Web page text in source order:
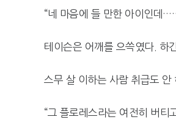
“네 마음에 들 만한 아이인데
테이슨은 어깨를 으쓱였다. 하
스무 살 이하는 사람 취급도 안
“그 플로레스라는 여전히 버티